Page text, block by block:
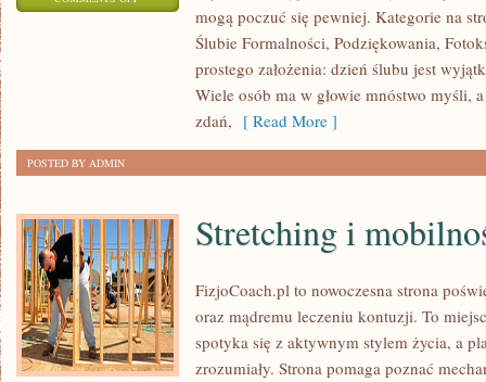
ZWIERZAKImogą poczuć się pewniej. Kategorie na
Ślubie Formalności, Podziękowania,
prostego założenia: dzień ślubu jest
Wiele osób ma w głowie mnóstwo myśli,
zdań, [ Read More ]
POSTED BY ADMIN
Stretching i
FizjoCoach.pl to nowoczesna strona
oraz mądremu leczeniu kontuzji. To
spotyka się z aktywnym stylem życia, a
zrozumiały. Strona pomaga poznać